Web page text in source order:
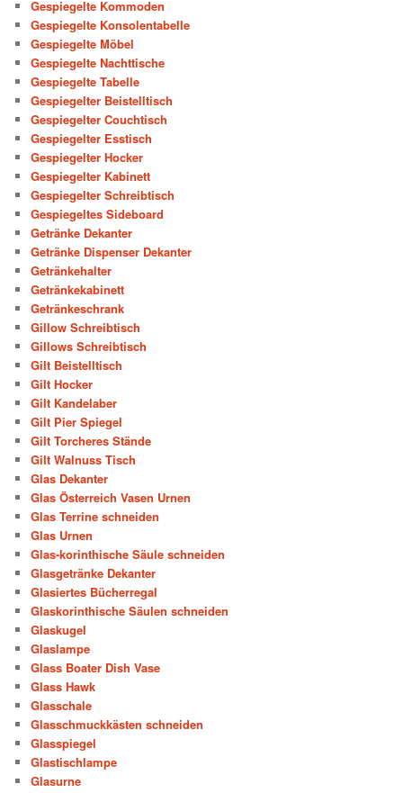
Gespiegelte Kommoden
Gespiegelte Konsolentabelle
Gespiegelte Möbel
Gespiegelte Nachttische
Gespiegelte Tabelle
Gespiegelter Beistelltisch
Gespiegelter Couchtisch
Gespiegelter Esstisch
Gespiegelter Hocker
Gespiegelter Kabinett
Gespiegelter Schreibtisch
Gespiegeltes Sideboard
Getränke Dekanter
Getränke Dispenser Dekanter
Getränkehalter
Getränkekabinett
Getränkeschrank
Gillow Schreibtisch
Gillows Schreibtisch
Gilt Beistelltisch
Gilt Hocker
Gilt Kandelaber
Gilt Pier Spiegel
Gilt Torcheres Stände
Gilt Walnuss Tisch
Glas Dekanter
Glas Österreich Vasen Urnen
Glas Terrine schneiden
Glas Urnen
Glas-korinthische Säule schneiden
Glasgetränke Dekanter
Glasiertes Bücherregal
Glaskorinthische Säulen schneiden
Glaskugel
Glaslampe
Glass Boater Dish Vase
Glass Hawk
Glasschale
Glasschmuckkästen schneiden
Glasspiegel
Glastischlampe
Glasurne